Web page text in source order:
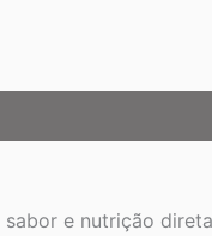
e nutrição